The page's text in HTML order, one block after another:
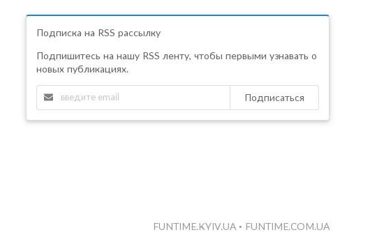
Подписка на RSS рассылку
Подпишитесь на нашу RSS ленту, чтобы первыми узнавать о
новых публикациях.
Подписаться
FUNTIME.KYIV.UA • FUNTIME.COM.UA